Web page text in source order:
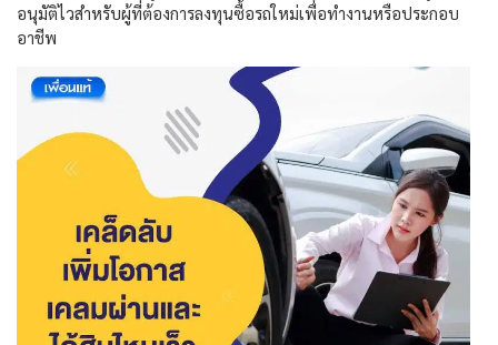
อนุมัติไวสำหรับผู้ที่ต้องการลงทุนซื้อรถใหม่เพื่อทำงานหรือประกอบ
อาชีพ